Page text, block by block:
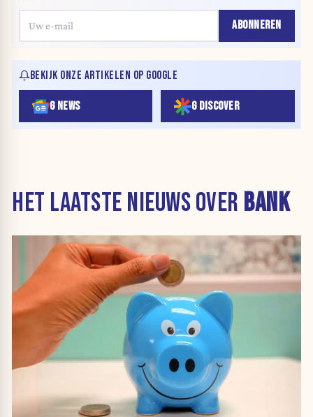
ABONNEREN
BEKIJK ONZE ARTIKELEN OP GOOGLE
G NEWS G DISCOVER
HET LAATSTE NIEUWS OVER BANK